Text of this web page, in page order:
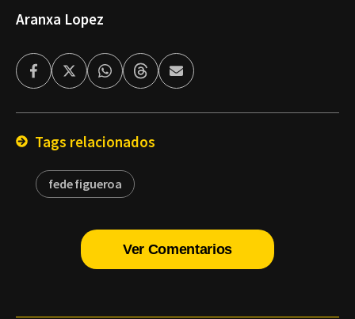
Aranxa Lopez
FacebookTwitterWhatsappThreadsEnviar
por
Tags relacionados
fede figueroa
Ver Comentarios